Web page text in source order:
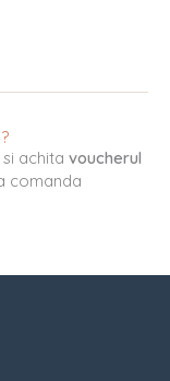
achita voucherul
comanda